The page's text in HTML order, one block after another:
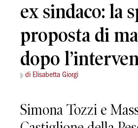
ex sindaco: la
proposta di
dopo
di Elisabetta Giorgi
Simona Tozzi e